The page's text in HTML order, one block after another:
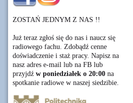
ZOSTAŃ JEDNYM Z NAS !!
Już teraz zgłoś się do nas i naucz się
radiowego fachu. Zdobądź cenne
doświadczenie i staż pracy. Napisz na
nasz adres e-mail lub na FB lub
przyjdź w poniedziałek o 20:00 na
spotkanie radiowe w naszej siedzibie.